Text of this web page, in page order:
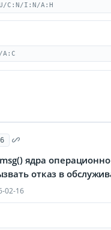
C:N/I:N/A:H
ядра
отказ в
02-16